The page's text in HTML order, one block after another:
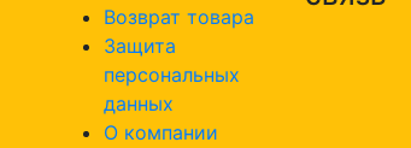
Возврат товара
Защита
персональных
данных
О компании